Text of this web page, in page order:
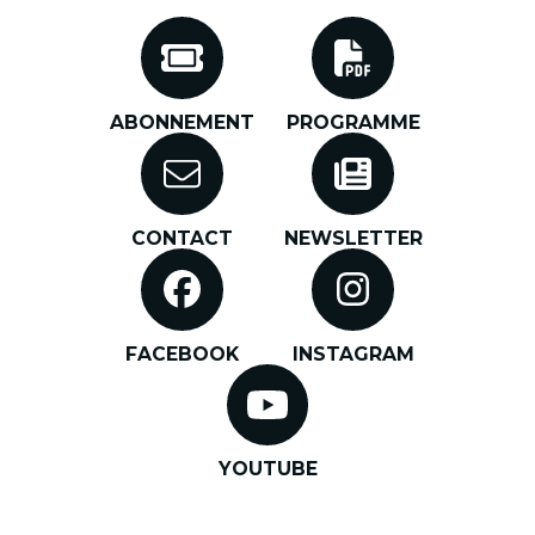
ABONNEMENT PROGRAMME
CONTACT NEWSLETTER
FACEBOOK INSTAGRAM
YOUTUBE
Programme
Contact
Newsletter
Facebook
Instagram
Youtube